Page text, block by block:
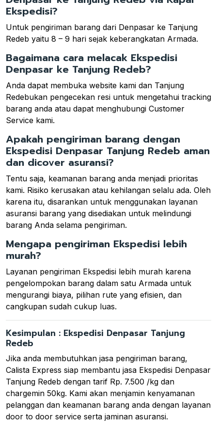
Ekspedisi?
Untuk pengiriman barang dari Denpasar ke Tanjung
Redeb yaitu 8 – 9 hari sejak keberangkatan Armada.
Bagaimana cara melacak Ekspedisi
Denpasar ke Tanjung Redeb?
Anda dapat membuka website kami dan Tanjung
Redebukan pengecekan resi untuk mengetahui tracking
barang anda atau dapat menghubungi Customer
Service kami.
Apakah pengiriman barang dengan
Ekspedisi Denpasar Tanjung Redeb aman
dan dicover asuransi?
Tentu saja, keamanan barang anda menjadi prioritas
kami. Risiko kerusakan atau kehilangan selalu ada. Oleh
karena itu, disarankan untuk menggunakan layanan
asuransi barang yang disediakan untuk melindungi
barang Anda selama pengiriman.
Mengapa pengiriman Ekspedisi lebih
murah?
Layanan pengiriman Ekspedisi lebih murah karena
pengelompokan barang dalam satu Armada untuk
mengurangi biaya, pilihan rute yang efisien, dan
cangkupan sudah cukup luas.
Kesimpulan : Ekspedisi Denpasar Tanjung
Redeb
Jika anda membutuhkan jasa pengiriman barang,
Calista Express siap membantu jasa Ekspedisi Denpasar
Tanjung Redeb dengan tarif Rp. 7.500 /kg dan
chargemin 50kg. Kami akan menjamin kenyamanan
pelanggan dan keamanan barang anda dengan layanan
door to door service serta jaminan asuransi.